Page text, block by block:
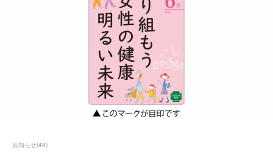
お知らせ(49)